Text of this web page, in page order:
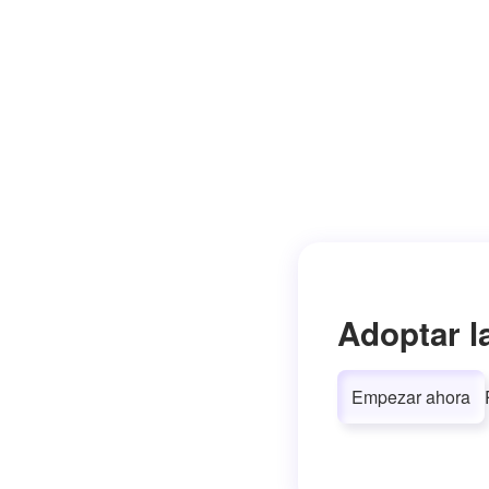
Adoptar
Empezar ahora